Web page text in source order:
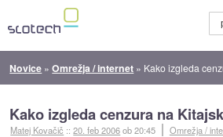
Novice »Omrežja / internet » Kako izgleda
Kako izgleda cenzura na
Matej Kovačič ::20. feb 2006ob 20:45 Omrežja /